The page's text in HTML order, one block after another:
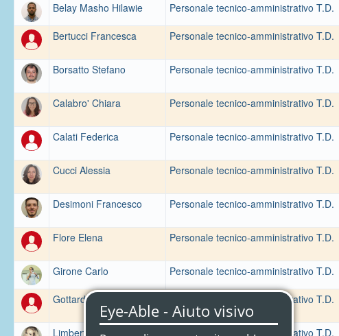
Belay Masho Hilawie
Personale tecnico-amministrativo T.D.
Bertucci Francesca Personale tecnico-amministrativo T.D.
Borsatto Stefano
Personale tecnico-amministrativo T.D.
Calabro' Chiara
Personale tecnico-amministrativo T.D.
Calati Federica
Personale tecnico-amministrativo T.D.
Cucci Alessia
Personale tecnico-amministrativo T.D.
Desimoni Francesco
Personale tecnico-amministrativo T.D.
Flore Elena
Personale tecnico-amministrativo T.D.
Girone Carlo
Personale tecnico-amministrativo T.D.
Gottardo Francesca Personale tecnico-amministrativo T.D.
Limberti Giulia
Personale tecnico-amministrativo T.D.